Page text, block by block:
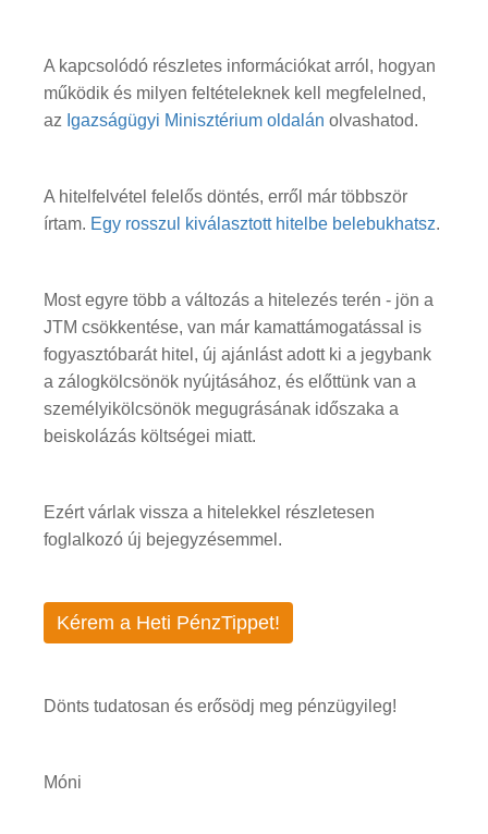
A kapcsolódó részletes információkat arról, hogyan
működik és milyen feltételeknek kell megfelelned,
az Igazságügyi Minisztérium oldalán olvashatod.
A hitelfelvétel felelős döntés, erről már többször
írtam. Egy rosszul kiválasztott hitelbe belebukhatsz.
Most egyre több a változás a hitelezés terén - jön a
JTM csökkentése, van már kamattámogatással is
fogyasztóbarát hitel, új ajánlást adott ki a jegybank
a zálogkölcsönök nyújtásához, és előttünk van a
személyikölcsönök megugrásának időszaka a
beiskolázás költségei miatt.
Ezért várlak vissza a hitelekkel részletesen
foglalkozó új bejegyzésemmel.
Kérem a Heti PénzTippet!
Dönts tudatosan és erősödj meg pénzügyileg!
Móni